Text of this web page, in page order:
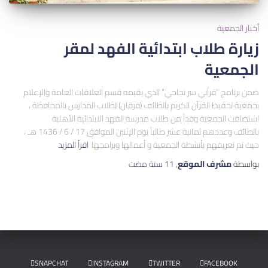
أخبار الجمعية
زيارة طلاب ابتدائية الفهد لمقر
الجمعية
ضمن برنامج “قرآني سر نجاحي” الذي يقيمه قسم العلاقات العامة والإعلام
بجمعية تحفيظ القرآن الكريم بالطائف (فرقان) لطلاب المدارس بالمحافظة ،
استضافت الجمعية وفداً من طلاب مدرسة الفهد الابتدائية الأهلية
بالطائف وعددهم ثمانية عشر طالباً يوم الإثنين الموافق 17 / 6 / 1436 هـ ،
حيث تم تعريفهم بأنشطة الجمعية و أعمالها وبرامجها اقرأ المزيد
بواسطةمشرف الموقع,11 سنة مضت
FACEBOOK
TWITTER
INSTAGRAM
SNAPCHAT